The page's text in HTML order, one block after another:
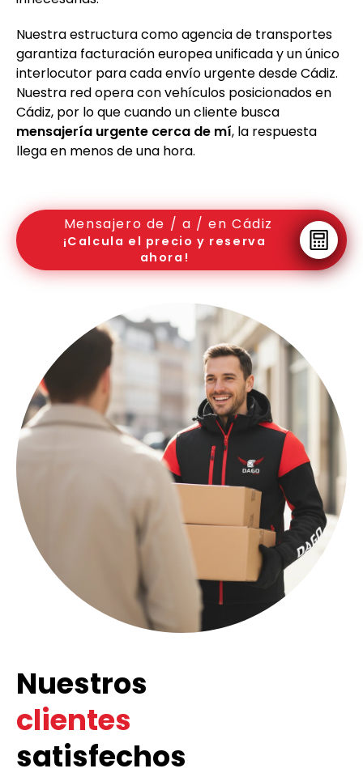
Nuestra estructura como agencia de transportes
garantiza facturación europea unificada y un único
interlocutor para cada envío urgente desde Cádiz.
Nuestra red opera con vehículos posicionados en
Cádiz, por lo que cuando un cliente busca
mensajería urgente cerca de mí, la respuesta
llega en menos de una hora.
Mensajero de / a / en Cádiz
¡Calcula el precio y reserva
ahora!
Nuestros
clientes
satisfechos